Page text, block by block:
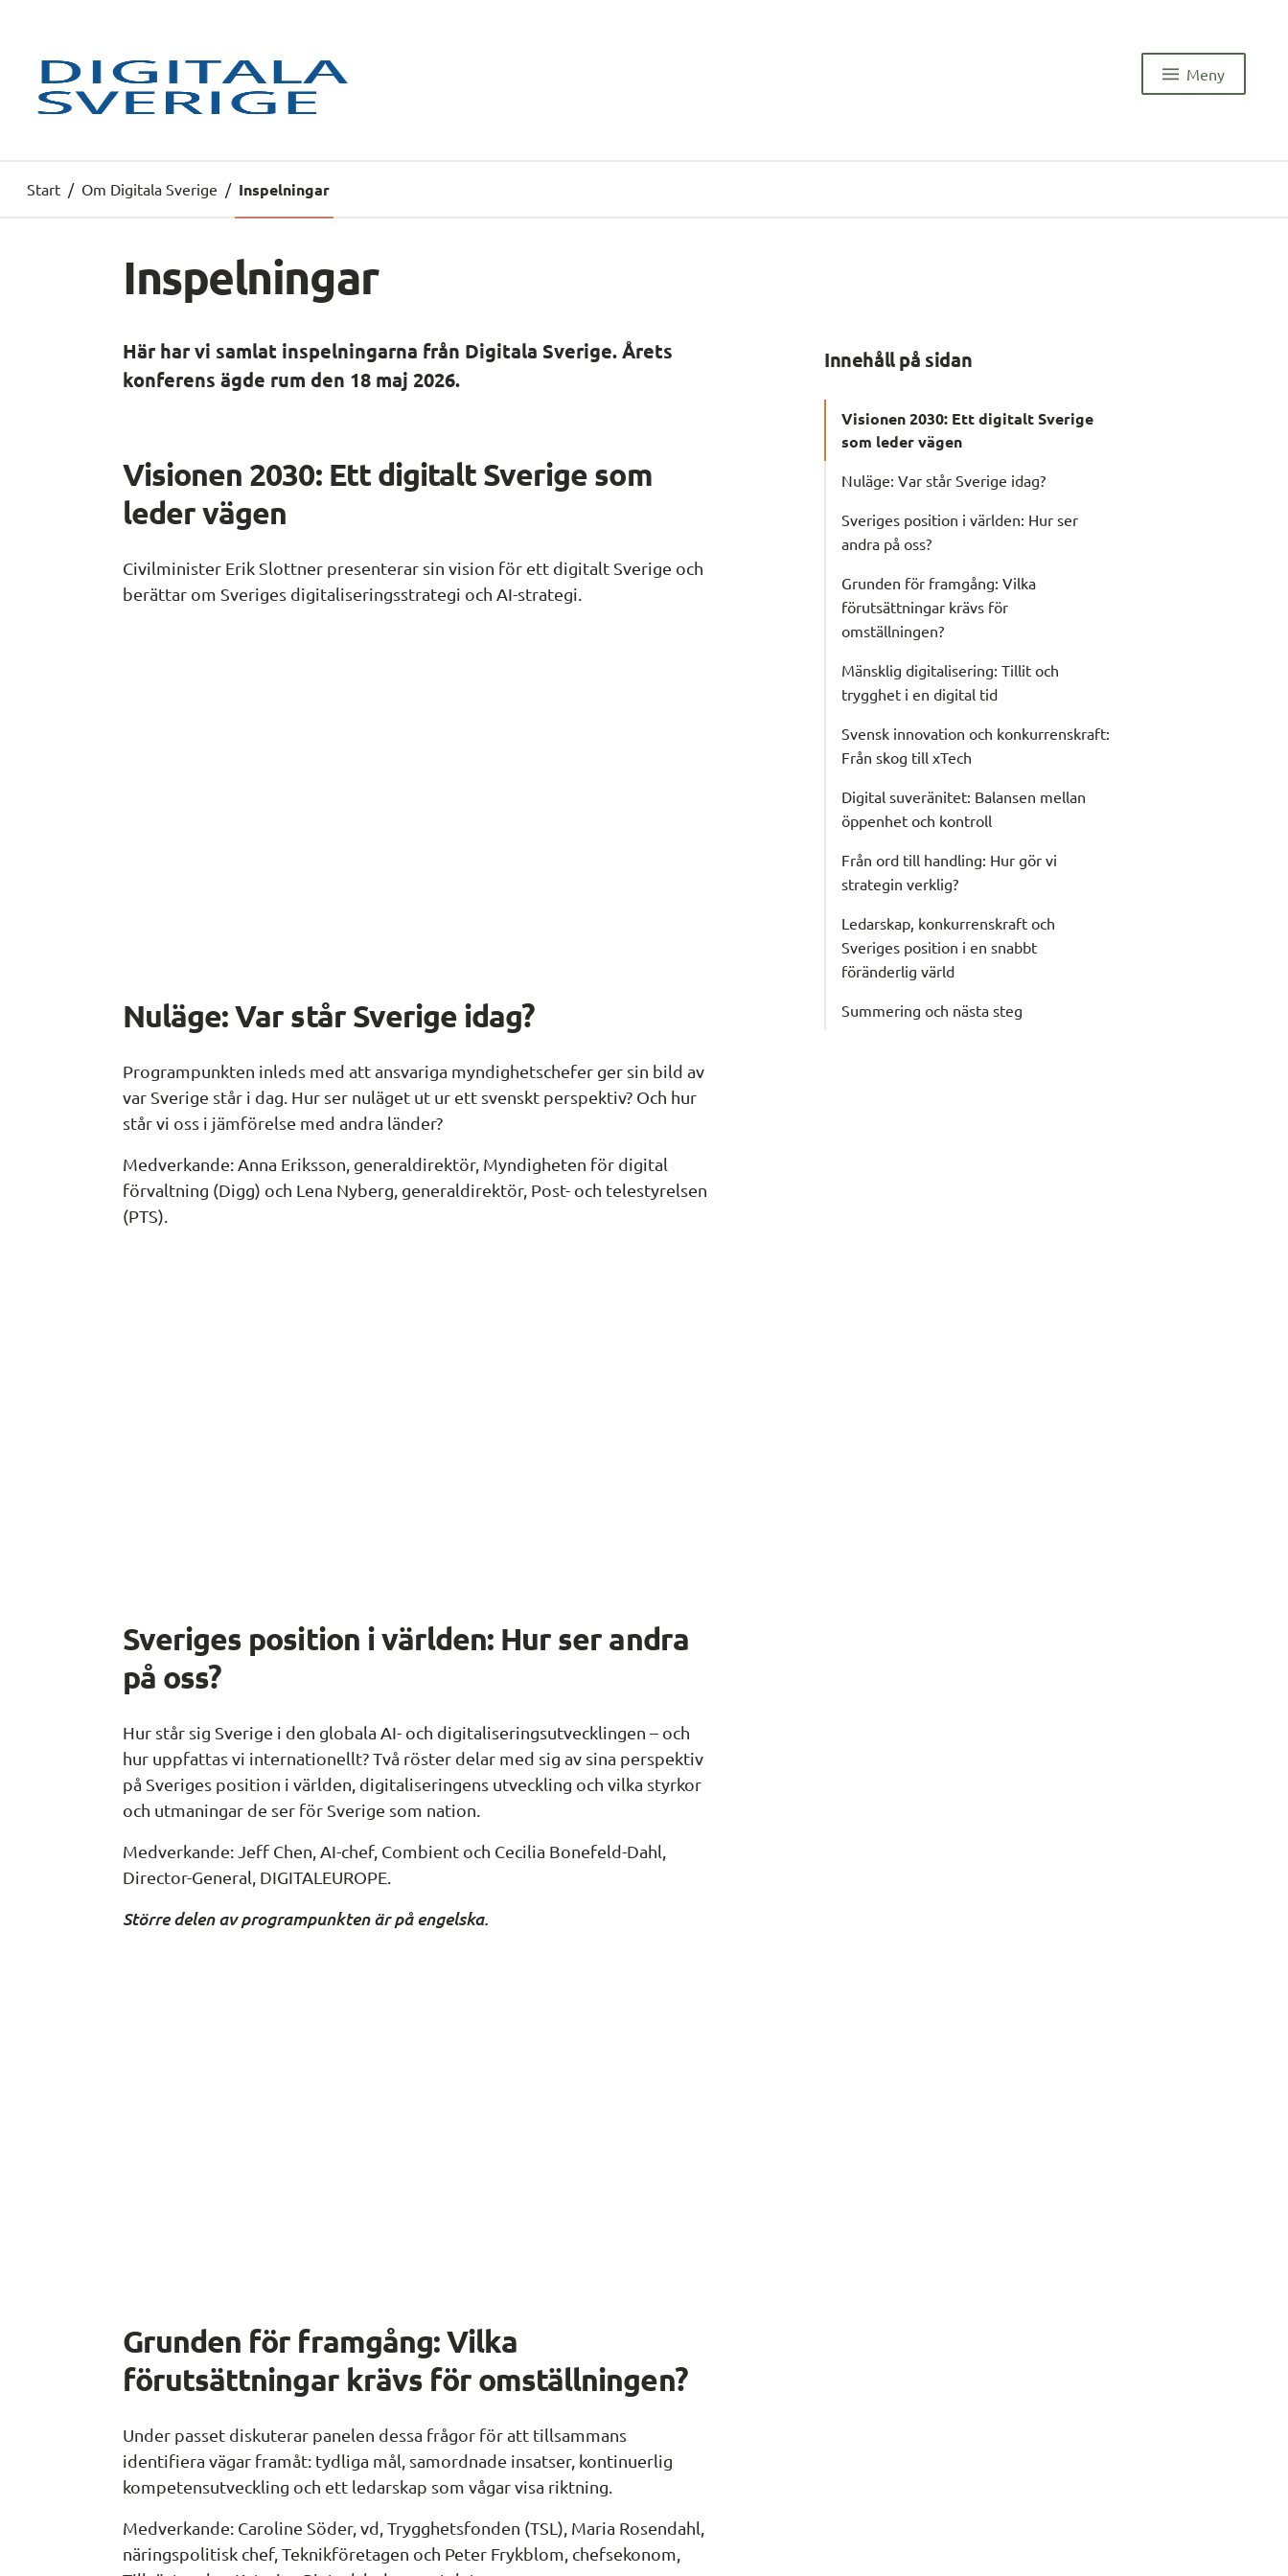
Meny
Start / Om Digitala Sverige / Inspelningar
Inspelningar
Här har vi samlat inspelningarna från Digitala Sverige. Årets
konferens ägde rum den 18 maj 2026.
Innehåll på sidan
Visionen 2030: Ett digitalt Sverige
som leder vägen
Nuläge: Var står Sverige idag?
Sveriges position i världen: Hur ser
andra på oss?
Grunden för framgång: Vilka
förutsättningar krävs för
omställningen?
Mänsklig digitalisering: Tillit och
trygghet i en digital tid
Svensk innovation och konkurrenskraft:
Från skog till xTech
Digital suveränitet: Balansen mellan
öppenhet och kontroll
Från ord till handling: Hur gör vi
strategin verklig?
Ledarskap, konkurrenskraft och
Sveriges position i en snabbt
föränderlig värld
Summering och nästa steg
Visionen 2030: Ett digitalt Sverige som
leder vägen
Civilminister Erik Slottner presenterar sin vision för ett digitalt Sverige och
berättar om Sveriges digitaliseringsstrategi och AI-strategi.
Nuläge: Var står Sverige idag?
Programpunkten inleds med att ansvariga myndighetschefer ger sin bild av
var Sverige står i dag. Hur ser nuläget ut ur ett svenskt perspektiv? Och hur
står vi oss i jämförelse med andra länder?
Medverkande: Anna Eriksson, generaldirektör, Myndigheten för digital
förvaltning (Digg) och Lena Nyberg, generaldirektör, Post- och telestyrelsen
(PTS).
Sveriges position i världen: Hur ser andra
på oss?
Hur står sig Sverige i den globala AI- och digitaliseringsutvecklingen – och
hur uppfattas vi internationellt? Två röster delar med sig av sina perspektiv
på Sveriges position i världen, digitaliseringens utveckling och vilka styrkor
och utmaningar de ser för Sverige som nation.
Medverkande: Jeff Chen, AI-chef, Combient och Cecilia Bonefeld-Dahl,
Director-General, DIGITALEUROPE.
Större delen av programpunkten är på engelska.
Grunden för framgång: Vilka
förutsättningar krävs för omställningen?
Under passet diskuterar panelen dessa frågor för att tillsammans
identifiera vägar framåt: tydliga mål, samordnade insatser, kontinuerlig
kompetensutveckling och ett ledarskap som vågar visa riktning.
Medverkande: Caroline Söder, vd, Trygghetsfonden (TSL), Maria Rosendahl,
näringspolitisk chef, Teknikföretagen och Peter Frykblom, chefsekonom,